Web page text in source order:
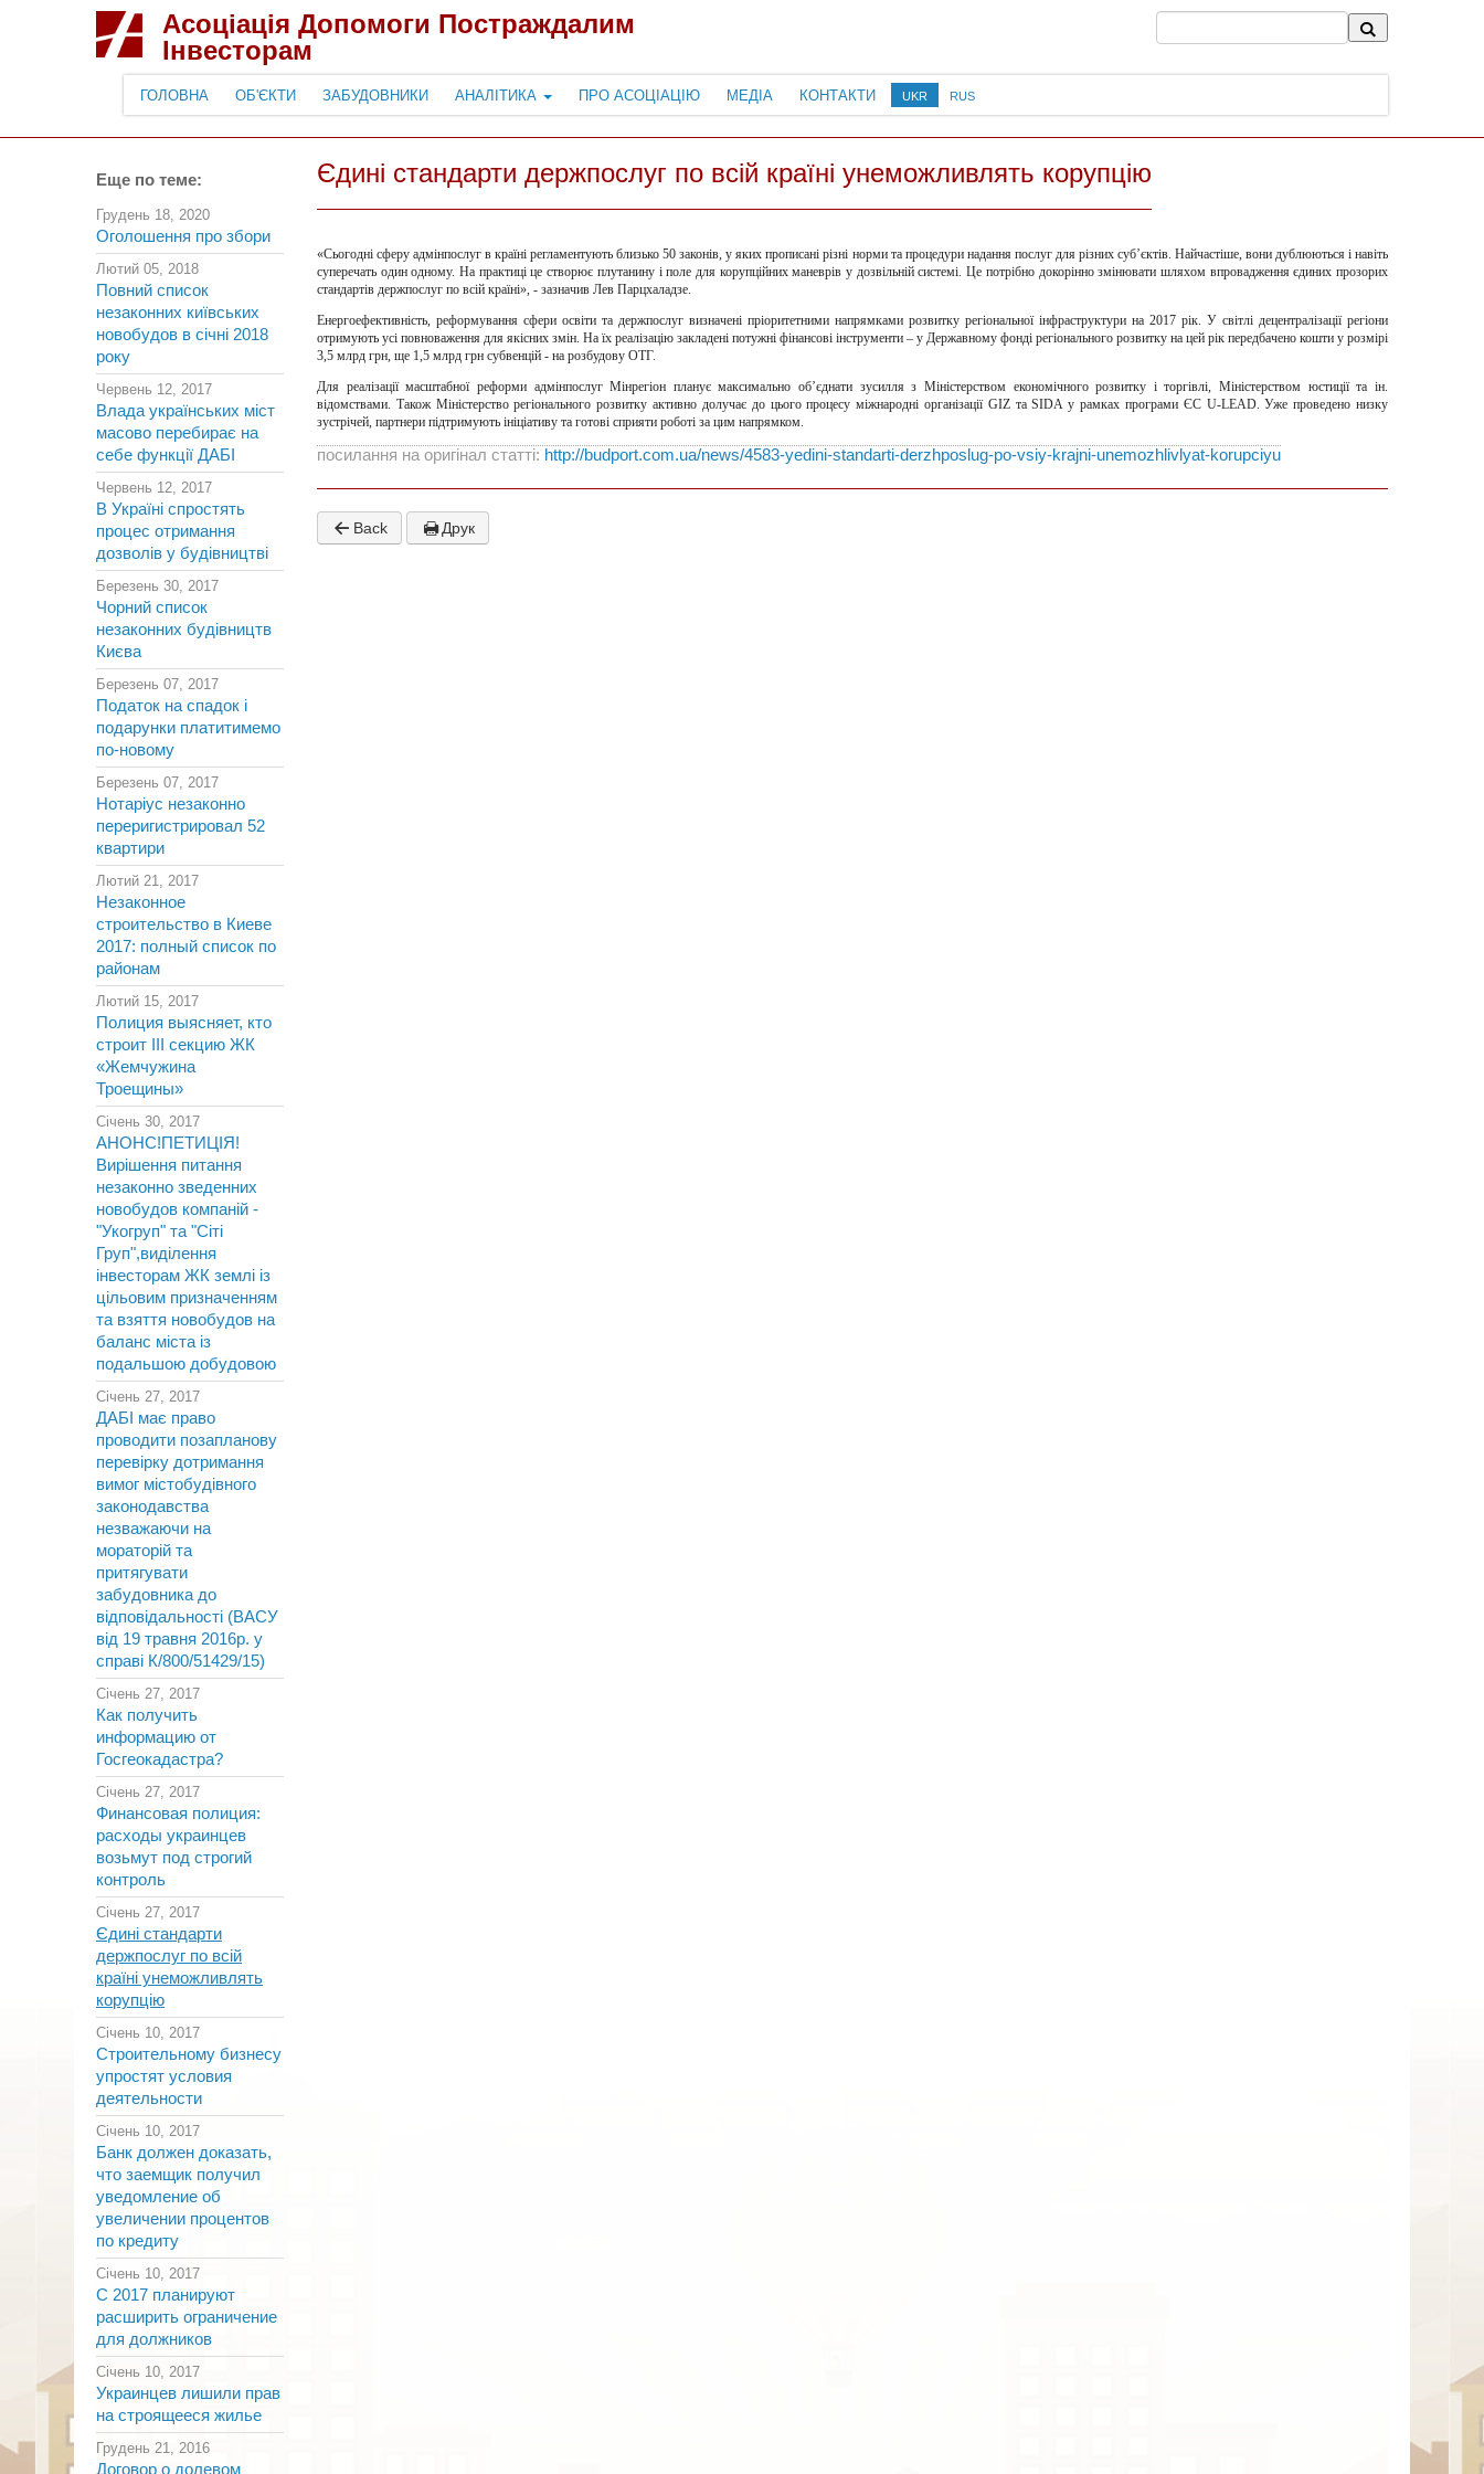
Асоціація Допомоги Постраждалим
Інвесторам
ГОЛОВНА ОБ'ЄКТИ ЗАБУДОВНИКИ АНАЛІТИКА ПРО АСОЦІАЦІЮ МЕДІА КОНТАКТИ UKR RUS
Еще по теме:
Грудень 18, 2020
Оголошення про збори
Лютий 05, 2018
Повний список
незаконних київських
новобудов в січні 2018
року
Червень 12, 2017
Влада українських міст
масово перебирає на
себе функції ДАБІ
Червень 12, 2017
В Україні спростять
процес отримання
дозволів у будівництві
Березень 30, 2017
Чорний список
незаконних будівництв
Києва
Березень 07, 2017
Податок на спадок і
подарунки платитимемо
по-новому
Березень 07, 2017
Нотаріус незаконно
переригистрировал 52
квартири
Лютий 21, 2017
Незаконное
строительство в Киеве
2017: полный список по
районам
Лютий 15, 2017
Полиция выясняет, кто
строит III секцию ЖК
«Жемчужина
Троещины»
Січень 30, 2017
АНОНС!ПЕТИЦІЯ!
Вирішення питання
незаконно зведенних
новобудов компаній -
"Укогруп" та "Сіті
Груп",виділення
інвесторам ЖК землі із
цільовим призначенням
та взяття новобудов на
баланс міста із
подальшою добудовою
Січень 27, 2017
ДАБІ має право
проводити позапланову
перевірку дотримання
вимог містобудівного
законодавства
незважаючи на
мораторій та
притягувати
забудовника до
відповідальності (ВАСУ
від 19 травня 2016р. у
справі К/800/51429/15)
Січень 27, 2017
Как получить
информацию от
Госгеокадастра?
Січень 27, 2017
Финансовая полиция:
расходы украинцев
возьмут под строгий
контроль
Січень 27, 2017
Єдині стандарти
держпослуг по всій
країні унеможливлять
корупцію
Січень 10, 2017
Строительному бизнесу
упростят условия
деятельности
Січень 10, 2017
Банк должен доказать,
что заемщик получил
уведомление об
увеличении процентов
по кредиту
Січень 10, 2017
С 2017 планируют
расширить ограничение
для должников
Січень 10, 2017
Украинцев лишили прав
на строящееся жилье
Грудень 21, 2016
Договор о долевом
Єдині стандарти держпослуг по всій країні унеможливлять корупцію
«Сьогодні сферу адмінпослуг в країні регламентують близько 50 законів, у яких прописані різні норми та процедури надання послуг для різних суб’єктів. Найчастіше, вони дублюються і навіть
суперечать один одному. На практиці це створює плутанину і поле для корупційних маневрів у дозвільній системі. Це потрібно докорінно змінювати шляхом впровадження єдиних прозорих
стандартів держпослуг по всій країні», - зазначив Лев Парцхаладзе.
Енергоефективність, реформування сфери освіти та держпослуг визначені пріоритетними напрямками розвитку регіональної інфраструктури на 2017 рік. У світлі децентралізації регіони
отримують усі повноваження для якісних змін. На їх реалізацію закладені потужні фінансові інструменти – у Державному фонді регіонального розвитку на цей рік передбачено кошти у розмірі
3,5 млрд грн, ще 1,5 млрд грн субвенцій - на розбудову ОТГ.
Для реалізації масштабної реформи адмінпослуг Мінрегіон планує максимально об’єднати зусилля з Міністерством економічного розвитку і торгівлі, Міністерством юстиції та ін.
відомствами. Також Міністерство регіонального розвитку активно долучає до цього процесу міжнародні організації GIZ та SIDA у рамках програми ЄС U-LEAD. Уже проведено низку
зустрічей, партнери підтримують ініціативу та готові сприяти роботі за цим напрямком.
посилання на оригінал статті: http://budport.com.ua/news/4583-yedini-standarti-derzhposlug-po-vsiy-krajni-unemozhlivlyat-korupciyu
Back Друк